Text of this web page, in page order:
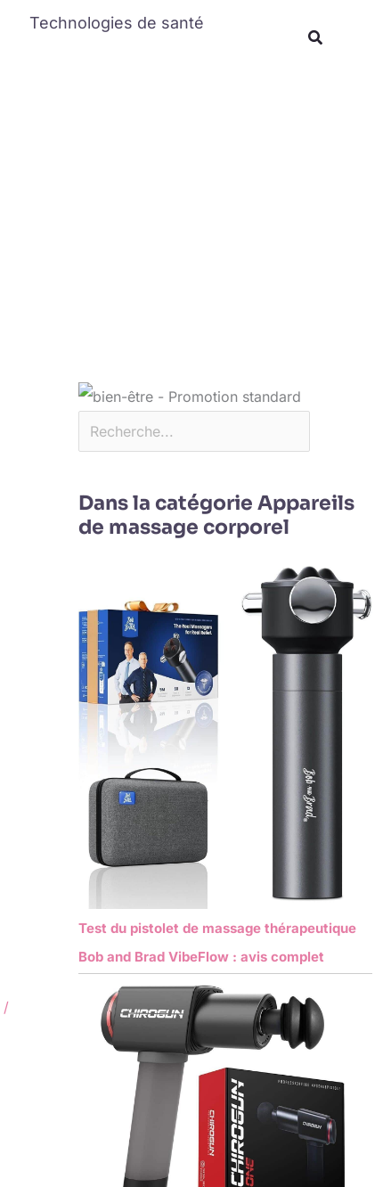
Technologies de santé
/
Rechercher
Dans la catégorie Appareils
de massage corporel
Test du pistolet de massage thérapeutique
Bob and Brad VibeFlow : avis complet